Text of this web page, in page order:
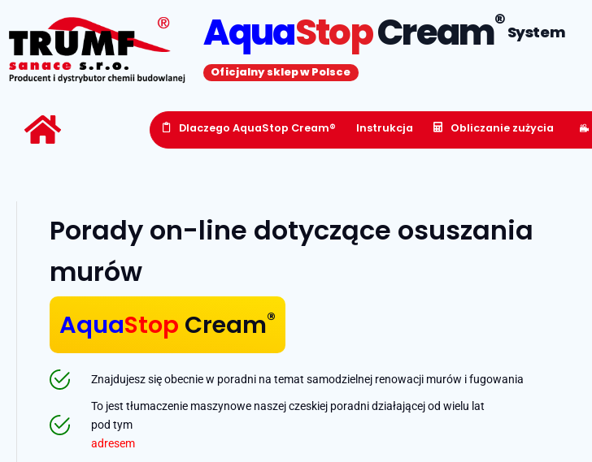
AquaStopCream®System
Oficjalny sklep w Polsce
Dlaczego AquaStop Cream® Instrukcja Obliczanie zużycia
Porady on-line dotyczące osuszania
murów
AquaStop Cream®
Znajdujesz się obecnie w poradni na temat samodzielnej renowacji murów i fugowania
To jest tłumaczenie maszynowe naszej czeskiej poradni działającej od wielu lat
pod tym
adresem